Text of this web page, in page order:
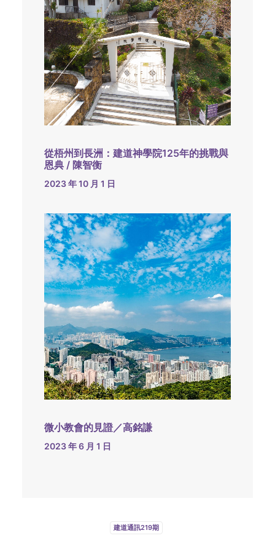
從梧州到長洲：建道神學院125年的挑戰與
恩典 / 陳智衡
2023 年 10 月 1 日
微小教會的見證／高銘謙
2023 年 6 月 1 日
建道通訊219期